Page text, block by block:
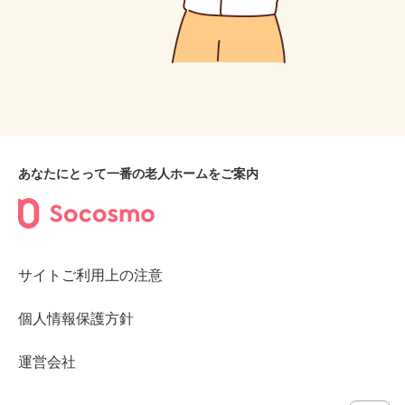
あなたにとって一番の老人ホームをご案内
サイトご利用上の注意
個人情報保護方針
運営会社